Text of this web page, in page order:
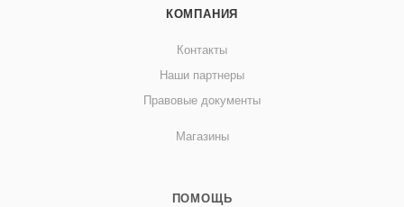
КОМПАНИЯ
Контакты
Наши партнеры
Правовые документы
Магазины
ПОМОЩЬ